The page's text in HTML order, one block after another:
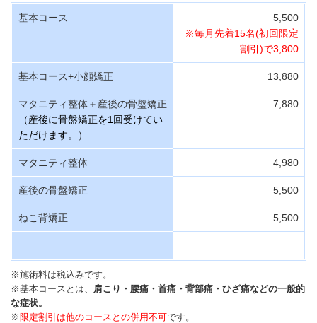
基本コース
5,500
※毎月先着15名(初回限定
割引)で3,800
基本コース+小顔矯正 13,880
マタニティ整体＋産後の骨盤矯正
（産後に骨盤矯正を1回受けてい
ただけます。）
7,880
マタニティ整体 4,980
産後の骨盤矯正 5,500
ねこ背矯正 5,500
※施術料は税込みです。
※基本コースとは、
肩こり・腰痛・首痛・背部痛・ひざ痛などの一般的
な症状。
※限定割引は他のコースとの併用不可です。